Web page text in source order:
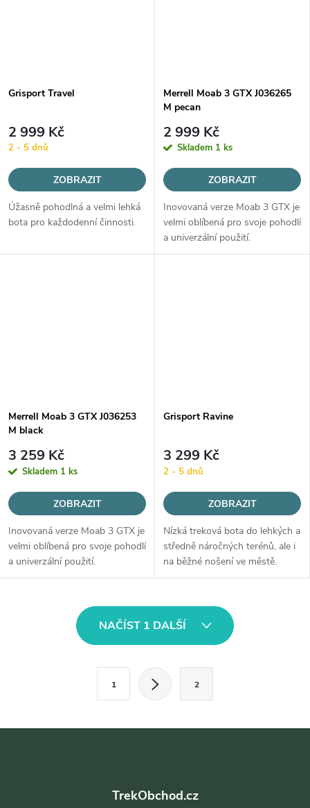
Grisport Travel
2 999 Kč
2 - 5 dnů
ZOBRAZIT
Úžasně pohodlná a velmi lehká
bota pro každodenní činnosti.
Merrell Moab 3 GTX J036265
M pecan
2 999 Kč
Skladem 1 ks
ZOBRAZIT
Inovovaná verze Moab 3 GTX je
velmi oblíbená pro svoje pohodlí
a univerzální použití.
Merrell Moab 3 GTX J036253
M black
3 259 Kč
Skladem 1 ks
ZOBRAZIT
Inovovaná verze Moab 3 GTX je
velmi oblíbená pro svoje pohodlí
a univerzální použití.
Grisport Ravine
3 299 Kč
2 - 5 dnů
ZOBRAZIT
Nízká treková bota do lehkých a
středně náročných terénů, ale i
na běžné nošení ve městě.
d
NAČÍST 1 DALŠÍ
á
1 2
TrekObchod.cz